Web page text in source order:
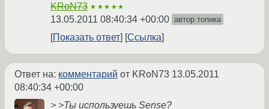
KRoN73 ★★★★★
13.05.2011 08:40:34 +00:00 автор топика
Показать ответ Ссылка
Ответ на: комментарий от KRoN73 13.05.2011
08:40:34 +00:00
> >Ты используешь Sense?